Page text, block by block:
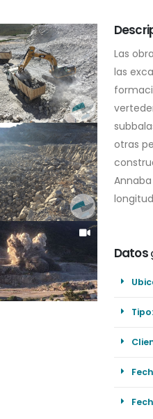
Las
las
otras
Datos
Tipo: